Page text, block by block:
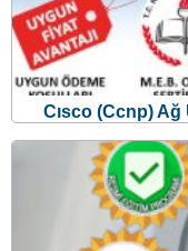
Cısco (Ccnp)